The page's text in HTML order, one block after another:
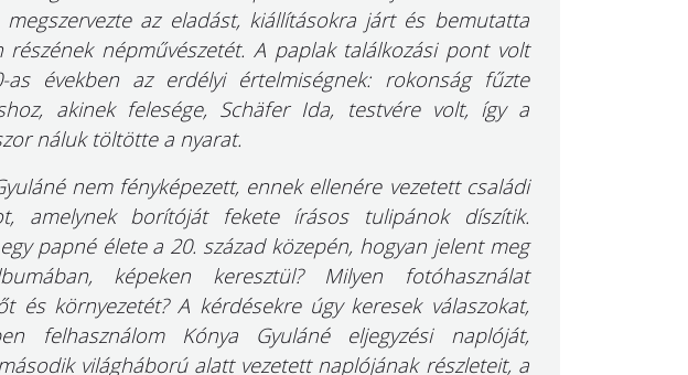
megszervezte az eladást, kiállításokra járt és bemutatta
részének népművészetét. A paplak találkozási pont volt
as években az erdélyi értelmiségnek: rokonság fűzte
akinek felesége, Schäfer Ida, testvére volt, így a
náluk töltötte a nyarat.
nem fényképezett, ennek ellenére vezetett családi
amelynek borítóját fekete írásos tulipánok díszítik.
papné élete a 20. század közepén, hogyan jelent meg
képeken keresztül? Milyen fotóhasználat
és környezetét? A kérdésekre úgy keresek válaszokat,
felhasználom Kónya Gyuláné eljegyzési naplóját,
világháború alatt vezetett naplójának részleteit, a